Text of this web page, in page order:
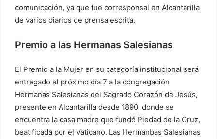
comunicación, ya que fue corresponsal en Alcantarilla
de varios diarios de prensa escrita.
Premio a las Hermanas Salesianas
El Premio a la Mujer en su categoría institucional será
entregado el próximo día 7 a la congregación
Hermanas Salesianas del Sagrado Corazón de Jesús,
presente en Alcantarilla desde 1890, donde se
encuentra la casa madre que fundó Piedad de la Cruz,
beatificada por el Vaticano. Las Hermanbas Salesianas